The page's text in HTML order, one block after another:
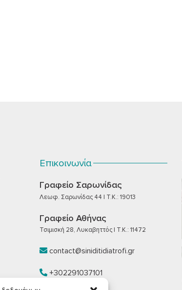
Επικοινωνία
Γραφείο Σαρωνίδας
Λεωφ. Σαρωνίδας 44 | T.K.: 19013
Γραφείο Αθήνας
Τσιμισκή 28, Λυκαβηττός | T.K.: 11472
contact@siniditidiatrofi.gr
+302291037101